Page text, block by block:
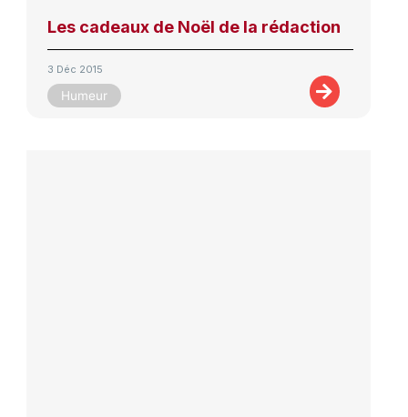
Les cadeaux de Noël de la rédaction
3 Déc 2015
Humeur